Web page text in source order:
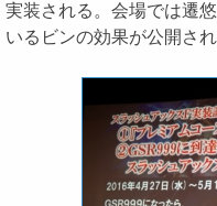
実装される。会場では遷
いるビンの効果が公開され